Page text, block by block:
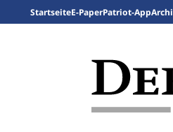
StartseiteE-PaperPatriot-App